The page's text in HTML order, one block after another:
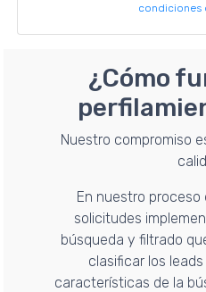
condiciones
¿Cómo
Nuestro compromiso
En nuestro
solicitudes
búsqueda y filtrado
clasificar los
características de la